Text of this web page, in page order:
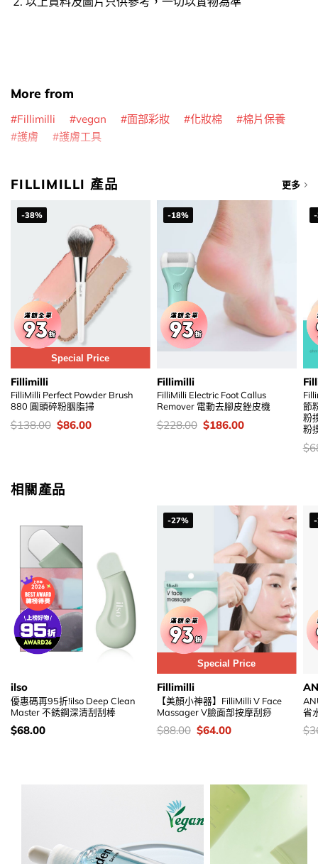
More from
Fillimilli vegan 面部彩妝 化妝棉
棉片保養
護膚
護膚工具
FILLIMILLI 產品 更多
-38%
Special Price
Fillimilli
FilliMilli Perfect Powder Brush
880 圓頭碎粉胭脂掃
價
錢：
$138.00 Original
price
$86.00Current
-18%
Fillimilli
FilliMilli Electric Foot Callus
Remover 電動去腳皮銼皮機
價
錢：
$228.00 Original
price
$186.00Current
節
粉
粉
價
錢
$
相關產品
ilso
優惠碼再95折!ilso Deep Clean
Master 不銹鋼深清刮刮棒
價
錢：
$68.00
-27%
Special Price
Fillimilli
【美顏小神器】FilliMilli V Face
Massager V臉面部按摩刮痧
價
錢：
$88.00 Original
price
$64.00Current
省
價
錢
$